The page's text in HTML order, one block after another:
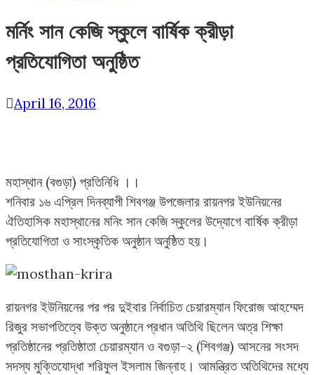
মর্নিং সান কেজি স্কুলে বার্ষিক ক্রীড়া
প্রতিযোগিতা অনুষ্ঠিত
April 16, 2016
মহাস্থান (বগুড়া) প্রতিনিধি ।।
শনিবার ১৬ এপ্রিল দিনব্যাপী শিবগঞ্জ উপজেলার রায়নগর ইউনিয়নের
ঐতিহাসিক মহাস্থানের মনিং সান কেজি স্কুলের উদ্যোগে বার্ষিক ক্রীড়া
প্রতিযোগিতা ও সাংস্কৃতিক অনুষ্ঠান অনুষ্ঠিত হয়।
রায়নগর ইউনিয়নের পর পর দুইবার নির্বাচিত চেয়ারম্যান ফিরোজ আহম্মেদ
রিজুর সভাপতিত্বে উক্ত অনুষ্ঠানে প্রধান অতিথি ছিলেন অত্র শিক্ষা
প্রতিষ্ঠানের প্রতিষ্ঠাতা চেয়ারম্যান ও বগুড়া-২ (শিবগঞ্জ) আসনের সংসদ
সদস্য মুক্তিযোদ্ধা শরিফুল ইসলাম জিন্নাহ। আমন্ত্রিত অতিথিদের মধ্যে